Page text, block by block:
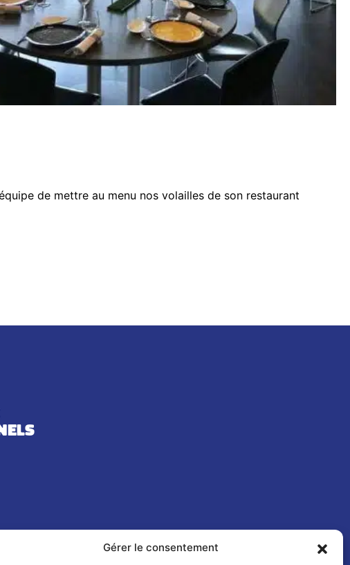
Gérer le consentement
de mettre au menu nos volailles de son restaurant
TOUS NOS PRODUITS